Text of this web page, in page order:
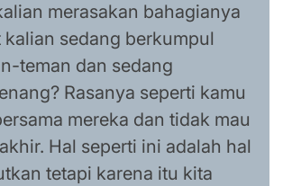
merasakan bahagianya
kalian sedang berkumpul
teman dan sedang
Rasanya seperti kamu
mereka dan tidak mau
Hal seperti ini adalah hal
tetapi karena itu kita